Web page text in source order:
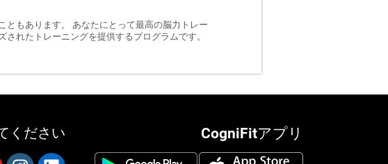
もあります。 あなたにとって最高の脳力トレー
れたトレーニングを提供するプログラムです。
CogniFitアプリ
ください